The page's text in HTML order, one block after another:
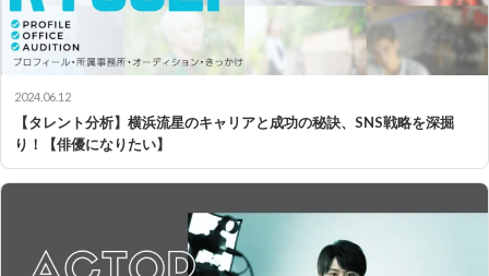
2024.06.12
【タレント分析】横浜流星のキャリアと成功の秘訣、SNS戦略を深掘
り！【俳優になりたい】